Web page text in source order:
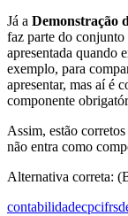
Já a Demonstração
faz parte do
apresentada quando
exemplo, para
apresentar, mas aí é
componente
Assim, estão corretos
não entra como
Alternativa correta:
contabilidadecpcifrs